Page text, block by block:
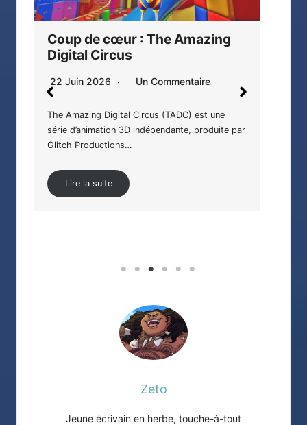
A Star Brighter Than the Sun,
une rayonnante affection !
3 Mai 2026
Les cheveux dans le vent, les rayons du soleil
qui brillent et réchauffent le corps…
Zeto
Jeune écrivain en herbe, touche-à-tout